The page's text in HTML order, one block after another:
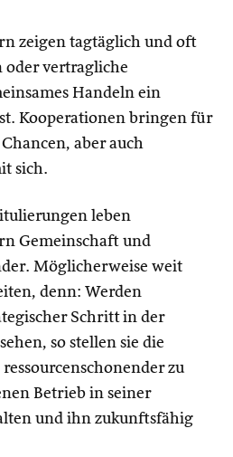
zeigen tagtäglich und oft
oder vertragliche
Handeln ein
Kooperationen bringen für
aber auch
sich.
leben
Gemeinschaft und
Möglicherweise weit
denn: Werden
Schritt in der
so stellen sie die
zu
Betrieb in seiner
und ihn zukunftsfähig